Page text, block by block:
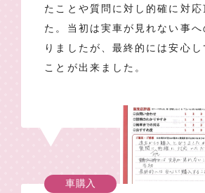
たことや質問に対し的確に対応
た。当初は実車が見れない事へ
りましたが、最終的には安心し
ことが出来ました。
車購入